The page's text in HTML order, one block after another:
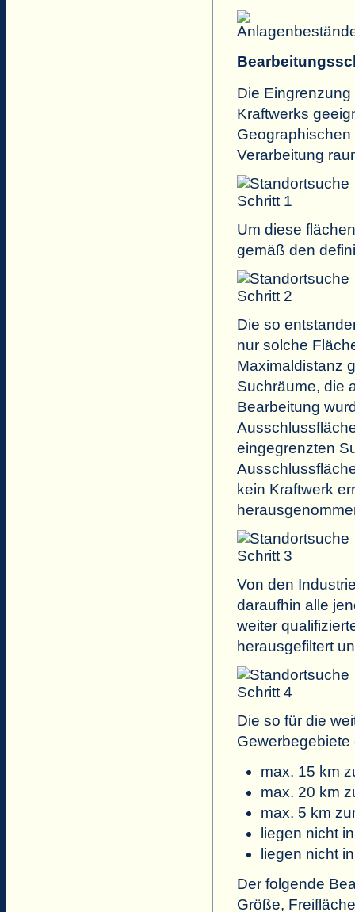
Die
Kraftwerks
Verarbeitung
Um diese
gemäß den
Die so
nur solche
Maximaldistanz
Suchräume, die
Bearbeitung
eingegrenzten
kein Kraftwerk
Von den
daraufhin alle
weiter
herausgefiltert
Die so für die
Gewerbegebiete
max. 15 km
max. 20 km
max. 5 km
liegen nicht
liegen nicht
Der folgende
Größe,